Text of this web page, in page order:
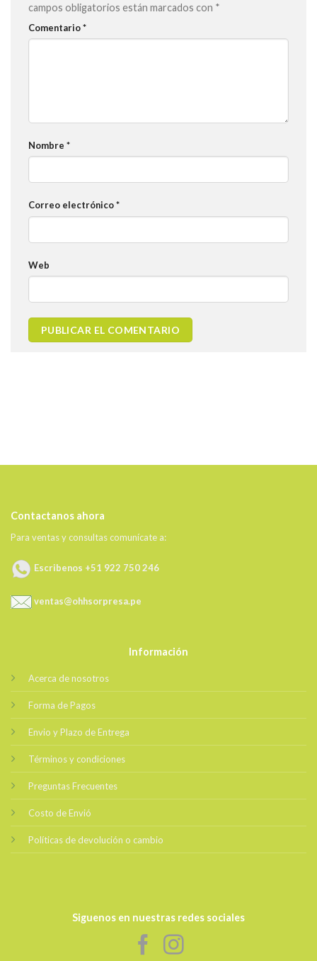
campos obligatorios están marcados con *
Comentario*
Nombre *
Correo electrónico*
Web
Contactanos ahora
Para ventas y consultas comunícate a:
Escribenos +51 922 750 246
ventas@ohhsorpresa.pe
Información
Acerca de nosotros
Forma de Pagos
Envio y Plazo de Entrega
Términos y condiciones
Preguntas Frecuentes
Costo de Envió
Políticas de devolución o cambio
Siguenos en nuestras redes sociales